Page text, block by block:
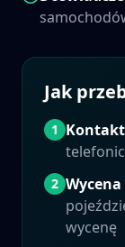
Jak
1 Kontakt
2 Wycena
wycenę